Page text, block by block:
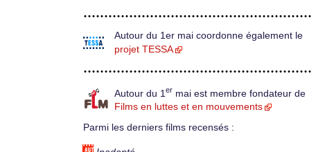
Autour du 1er mai coordonne également le
projet TESSA
Autour du 1 er mai est membre fondateur de
Films en luttes et en mouvements
Parmi les derniers films recensés :